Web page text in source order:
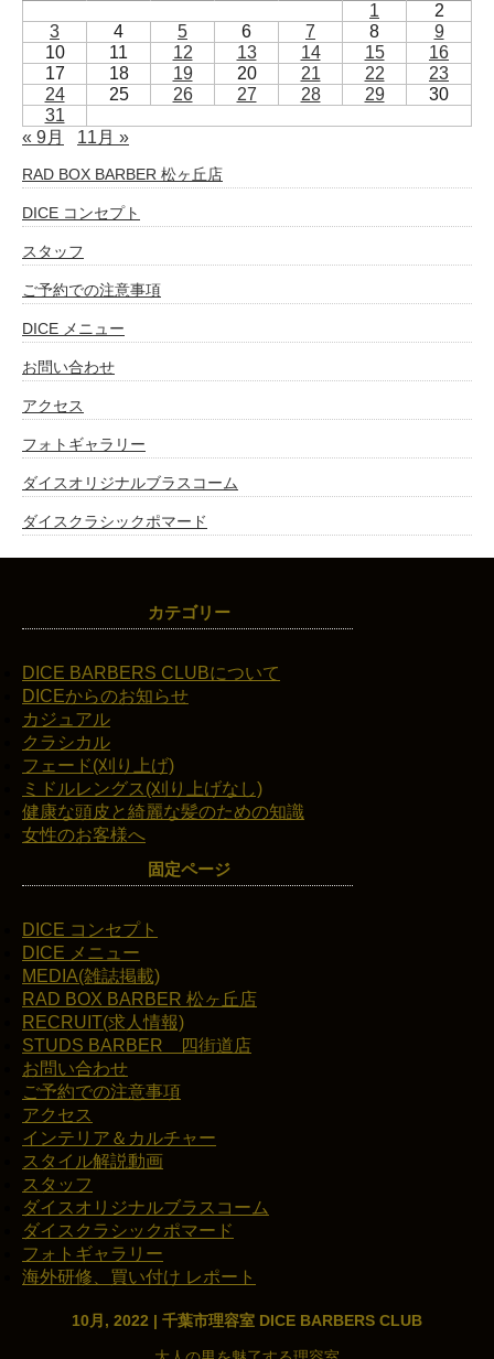
1
2
3
4 5 6 7 8
9
10
11 12 13 14 15
16
17
18 19 20 21 22
23
24
25 26 27 28 29
30
31
« 9月
11月 »
RAD BOX BARBER 松ヶ丘店
DICE コンセプト
スタッフ
ご予約での注意事項
DICE メニュー
お問い合わせ
アクセス
フォトギャラリー
ダイスオリジナルブラスコーム
ダイスクラシックポマード
カテゴリー
DICE BARBERS CLUBについて
DICEからのお知らせ
カジュアル
クラシカル
フェード(刈り上げ)
ミドルレングス(刈り上げなし)
健康な頭皮と綺麗な髪のための知識
女性のお客様へ
固定ページ
DICE コンセプト
DICE メニュー
MEDIA(雑誌掲載)
RAD BOX BARBER 松ヶ丘店
RECRUIT(求人情報)
STUDS BARBER 四街道店
お問い合わせ
ご予約での注意事項
アクセス
インテリア＆カルチャー
スタイル解説動画
スタッフ
ダイスオリジナルブラスコーム
ダイスクラシックポマード
フォトギャラリー
海外研修、買い付け レポート
10月, 2022 | 千葉市理容室 DICE BARBERS CLUB